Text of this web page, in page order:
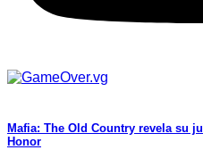
Mafia: The Old Country revela su
Honor